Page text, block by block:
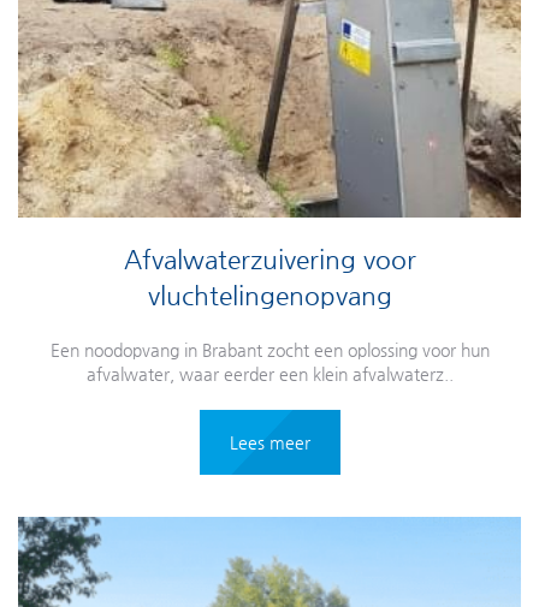
Afvalwaterzuivering voor
vluchtelingenopvang
Een noodopvang in Brabant zocht een oplossing voor hun
afvalwater, waar eerder een klein afvalwaterz..
Lees meer